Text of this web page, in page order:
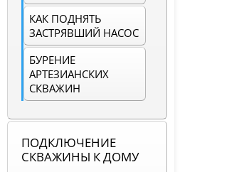
КАК ПОДНЯТЬ
ЗАСТРЯВШИЙ НАСОС
БУРЕНИЕ
АРТЕЗИАНСКИХ
СКВАЖИН
ПОДКЛЮЧЕНИЕ
СКВАЖИНЫ К ДОМУ